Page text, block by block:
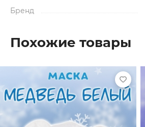
Бренд
Похожие товары